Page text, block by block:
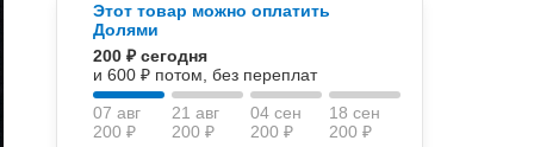
Этот товар можно оплатить
Долями
200 ₽ сегодня
и 600 ₽ потом, без переплат
07 авг
200 ₽
21 авг
200 ₽
04 сен
200 ₽
18 сен
200 ₽